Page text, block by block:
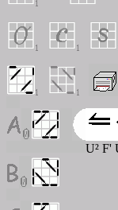
U² F'